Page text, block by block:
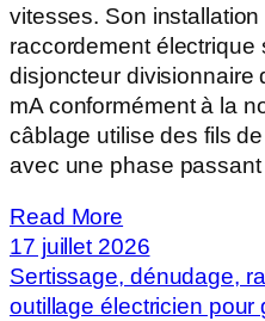
vitesses. Son
raccordement électrique
disjoncteur divisionnaire
mA conformément à la
câblage utilise des fils
avec une phase
Read More
17 juillet 2026
Sertissage, dénudage,
outillage électricien pour